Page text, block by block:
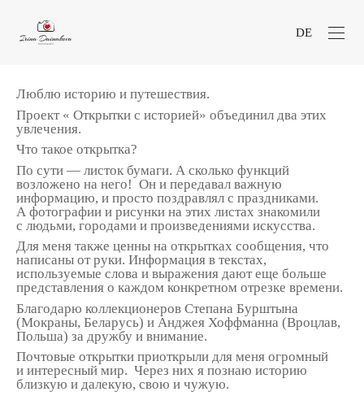
DE
Люблю историю и путешествия.
Проект « Открытки с историей» объединил два этих
увлечения.
Что такое открытка?
По сути — листок бумаги. А сколько функций
возложено на него! Он и передавал важную
информацию, и просто поздравлял с праздниками.
А фотографии и рисунки на этих листах знакомили
с людьми, городами и произведениями искусства.
Для меня также ценны на открытках сообщения, что
написаны от руки. Информация в текстах,
используемые слова и выражения дают еще больше
представления о каждом конкретном отрезке времени.
Благодарю коллекционеров Степана Бурштына
(Мокраны, Беларусь) и Анджея Хоффманна (Вроцлав,
Польша) за дружбу и внимание.
Почтовые открытки приоткрыли для меня огромный
и интересный мир. Через них я познаю историю
близкую и далекую, свою и чужую.